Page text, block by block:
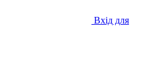
Вхід для